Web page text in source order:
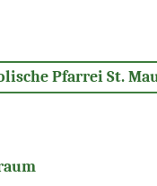
Pfarrei St.